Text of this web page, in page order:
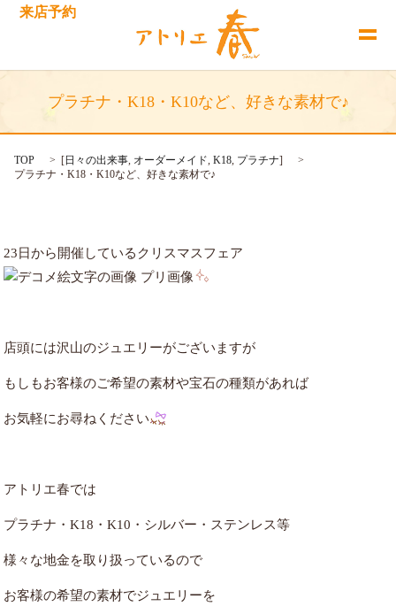
来店予約
プラチナ・K18・K10など、好きな素材で♪
TOP [日々の出来事 オーダーメイド ,K18 プラチナ]
プラチナ・K18・K10など、好きな素材で♪
23日から開催しているクリスマスフェア
店頭には沢山のジュエリーがございますが
もしもお客様のご希望の素材や宝石の種類があれば
お気軽にお尋ねください
アトリエ春では
プラチナ・K18・K10・シルバー・ステンレス等
様々な地金を取り扱っているので
お客様の希望の素材でジュエリーを